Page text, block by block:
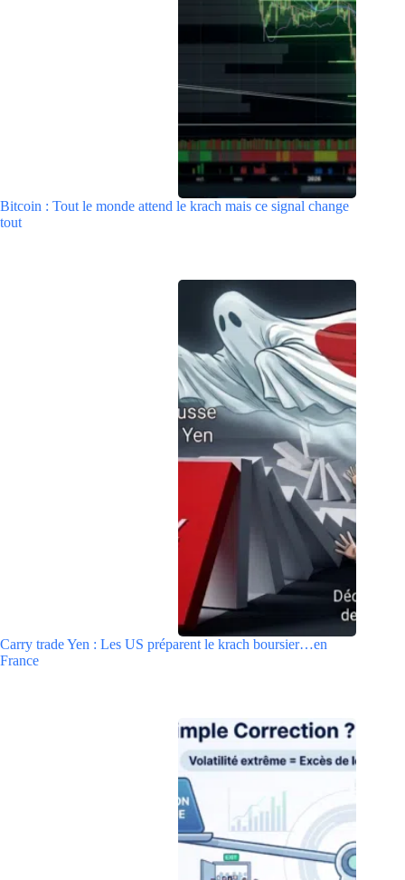
Bitcoin : Tout le monde attend le krach mais ce signal change
tout
Carry trade Yen : Les US préparent le krach boursier…en
France